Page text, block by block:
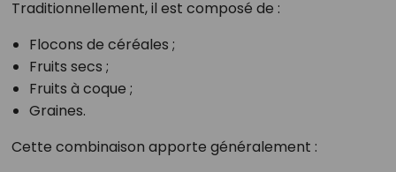
Traditionnellement, il est composé de :
Flocons de céréales ;
Fruits secs ;
Fruits à coque ;
Graines.
Cette combinaison apporte généralement :